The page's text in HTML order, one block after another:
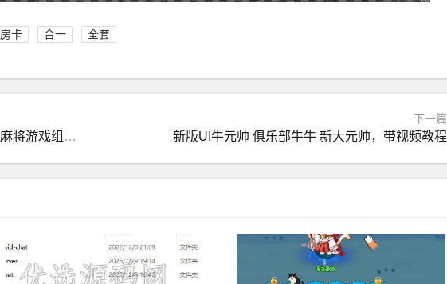
房卡 合一 全套
欢乐红中麻将 长沙麻将 转转麻将 房卡版麻将游戏组件带视频教程
下一篇
新版UI牛元帅 俱乐部牛牛 新大元帅，带视频教程